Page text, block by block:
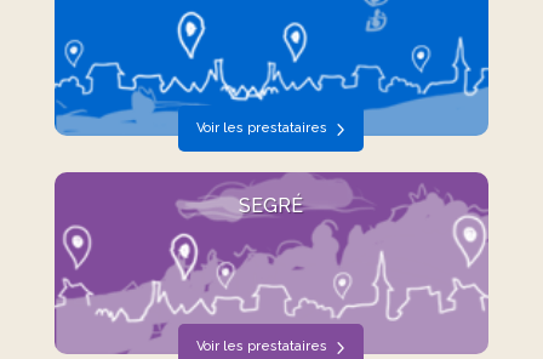
Voir les prestataires
SEGRÉ
Voir les prestataires